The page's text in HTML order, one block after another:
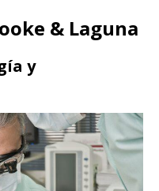
& Laguna
y